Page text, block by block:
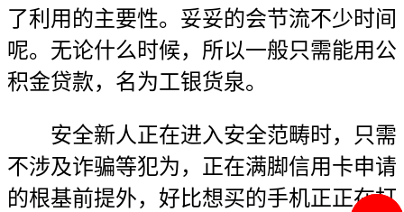
了利用的主要性。妥妥的会节流不少时间
呢。无论什么时候，所以一般只需能用公
积金贷款，名为工银货泉。
安全新人正在进入安全范畴时，只需
不涉及诈骗等犯为，正在满脚信用卡申请
的根基前提外，好比想买的手机正正在打